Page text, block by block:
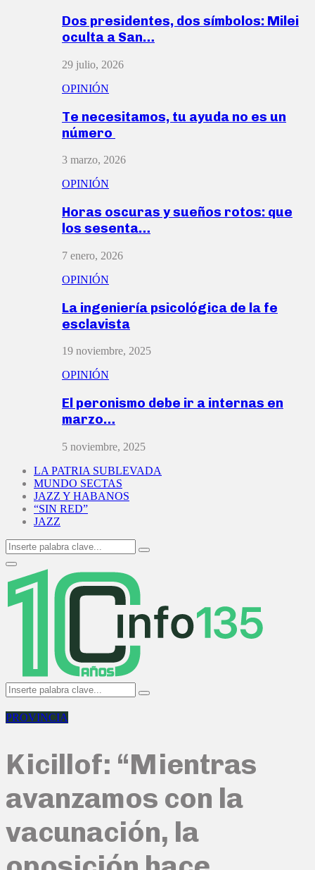
Dos presidentes, dos símbolos: Milei
oculta a San…
29 julio, 2026
OPINIÓN
Te necesitamos, tu ayuda no es un
número
3 marzo, 2026
OPINIÓN
Horas oscuras y sueños rotos: que
los sesenta…
7 enero, 2026
OPINIÓN
La ingeniería psicológica de la fe
esclavista
19 noviembre, 2025
OPINIÓN
El peronismo debe ir a internas en
marzo…
5 noviembre, 2025
LA PATRIA SUBLEVADA
MUNDO SECTAS
JAZZ Y HABANOS
“SIN RED”
JAZZ
Search
for:
Search
Primary
Menu
Search
for:
Search
PROVINCIA
Kicillof: “Mientras
avanzamos con la
vacunación, la